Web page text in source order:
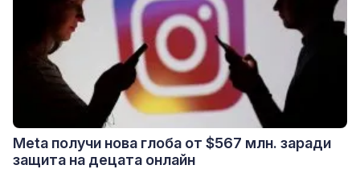
Meta получи нова глоба от $567 млн. заради
защита на децата онлайн